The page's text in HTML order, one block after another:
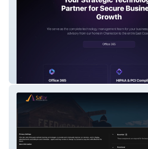
Digital Care